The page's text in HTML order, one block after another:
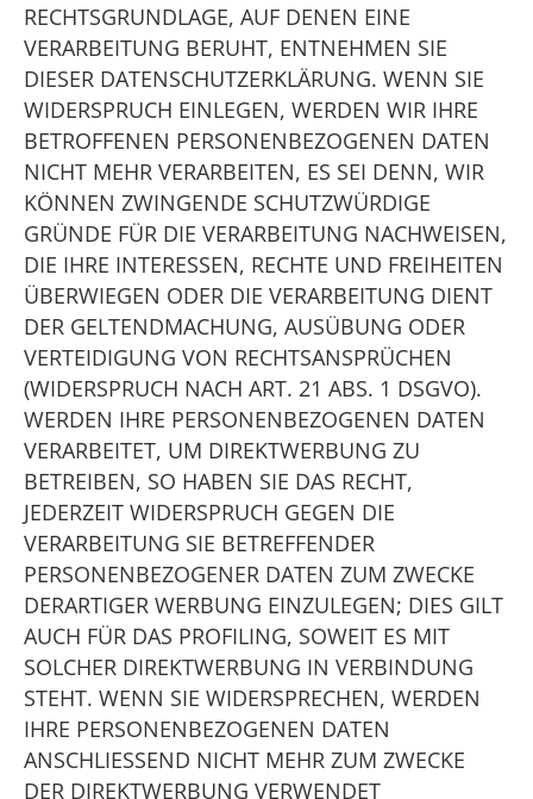
RECHTSGRUNDLAGE, AUF DENEN EINE
VERARBEITUNG BERUHT, ENTNEHMEN SIE
DIESER DATENSCHUTZERKLÄRUNG. WENN SIE
WIDERSPRUCH EINLEGEN, WERDEN WIR IHRE
BETROFFENEN PERSONENBEZOGENEN DATEN
NICHT MEHR VERARBEITEN, ES SEI DENN, WIR
KÖNNEN ZWINGENDE SCHUTZWÜRDIGE
GRÜNDE FÜR DIE VERARBEITUNG NACHWEISEN,
DIE IHRE INTERESSEN, RECHTE UND FREIHEITEN
ÜBERWIEGEN ODER DIE VERARBEITUNG DIENT
DER GELTENDMACHUNG, AUSÜBUNG ODER
VERTEIDIGUNG VON RECHTSANSPRÜCHEN
(WIDERSPRUCH NACH ART. 21 ABS. 1 DSGVO).
WERDEN IHRE PERSONENBEZOGENEN DATEN
VERARBEITET, UM DIREKTWERBUNG ZU
BETREIBEN, SO HABEN SIE DAS RECHT,
JEDERZEIT WIDERSPRUCH GEGEN DIE
VERARBEITUNG SIE BETREFFENDER
PERSONENBEZOGENER DATEN ZUM ZWECKE
DERARTIGER WERBUNG EINZULEGEN; DIES GILT
AUCH FÜR DAS PROFILING, SOWEIT ES MIT
SOLCHER DIREKTWERBUNG IN VERBINDUNG
STEHT. WENN SIE WIDERSPRECHEN, WERDEN
IHRE PERSONENBEZOGENEN DATEN
ANSCHLIESSEND NICHT MEHR ZUM ZWECKE
DER DIREKTWERBUNG VERWENDET